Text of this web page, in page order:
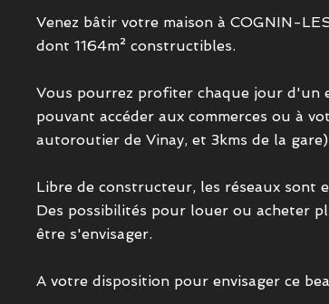
Venez bâtir votre maison à COGNIN-
dont 1164m² constructibles.
Vous pourrez profiter chaque jour d'un
pouvant accéder aux commerces ou à
autoroutier de Vinay, et 3kms de la
Libre de constructeur, les réseaux sont
Des possibilités pour louer ou acheter
être s'envisager.
A votre disposition pour envisager ce